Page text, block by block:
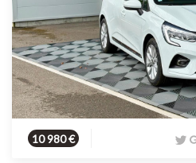
Essence 2020
10 980 €